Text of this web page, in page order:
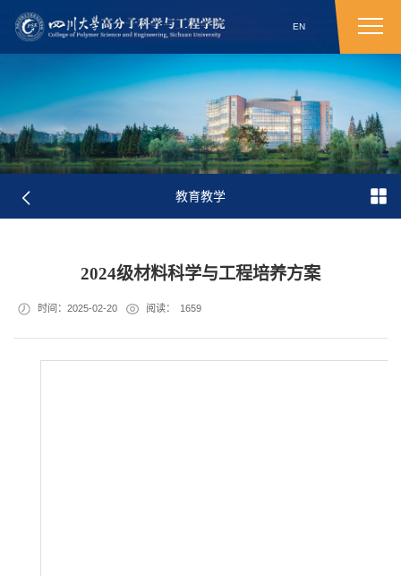
EN
教育教学
2024级材料科学与工程培养方案
时间：2025-02-20 阅读： 1659